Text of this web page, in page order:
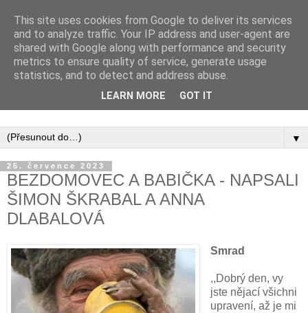
Inspirujte se tím, co píší posluchači kurzů a co se na nich
▼
25. července 2023
BEZDOMOVEC A BABIČKA - NAPSALI
ŠIMON ŠKRABAL A ANNA
DLABALOVÁ
Smrad
,,Dobrý den, vy
jste nějací všichni
upravení, až je mi
This site uses cookies from Google to deliver its services
and to analyze traffic. Your IP address and user-agent are
shared with Google along with performance and security
metrics to ensure quality of service, generate usage
statistics, and to detect and address abuse.
LEARN MORE GOT IT